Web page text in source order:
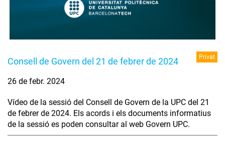
Consell de Govern del 21 de febrer de 2024 Privat
26 de febr. 2024
Vídeo de la sessió del Consell de Govern de la UPC del 21
de febrer de 2024. Els acords i els documents informatius
de la sessió es poden consultar al web Govern UPC.